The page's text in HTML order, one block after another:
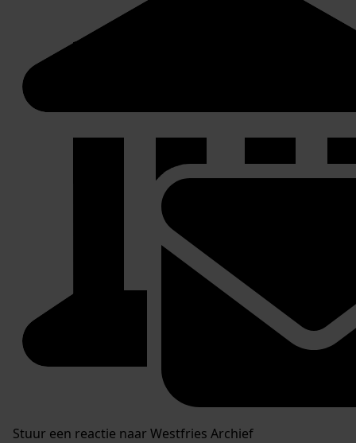
Stuur een reactie naar Westfries Archief